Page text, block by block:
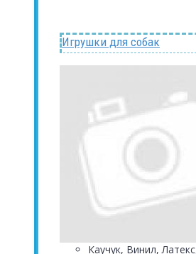
Игрушки для собак
Каучук, Винил,